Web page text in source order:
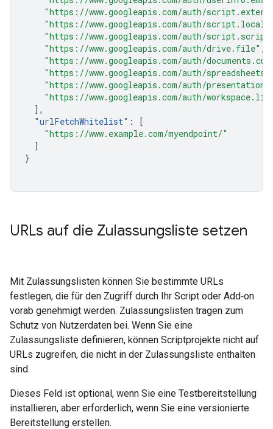
"https://www.googleapis.com/auth/
"https://www.googleapis.com/auth/
"https://www.googleapis.com/auth/
"https://www.googleapis.com/auth/drive.file" ,
"https://www.googleapis.com/auth/
"https://www.googleapis.com/auth/
"https://www.googleapis.com/auth/
"https://www.googleapis.com/auth/
],
"urlFetchWhitelist" :
[
"https://www.example.com/myendpoint/"
]
}
URLs auf die Zulassungsliste setzen
Mit Zulassungslisten können Sie bestimmte URLs
festlegen, die für den Zugriff durch Ihr Script oder Add‑on
vorab genehmigt werden. Zulassungslisten tragen zum
Schutz von Nutzerdaten bei. Wenn Sie eine
Zulassungsliste definieren, können Scriptprojekte nicht auf
URLs zugreifen, die nicht in der Zulassungsliste enthalten
sind.
Dieses Feld ist optional, wenn Sie eine Testbereitstellung
installieren, aber erforderlich, wenn Sie eine versionierte
Bereitstellung erstellen.